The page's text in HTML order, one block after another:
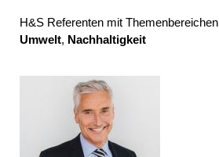
H&S Referenten mit Themenbereichen
Umwelt, Nachhaltigkeit